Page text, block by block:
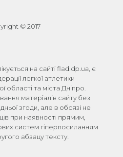
© 2017
на сайті flad.dp.ua, є
легкої атлетики
області та міста Дніпро.
матеріалів сайту без
згоди, але в обсязі не
при наявності прямим,
систем гіперпосиланням
абзацу тексту.